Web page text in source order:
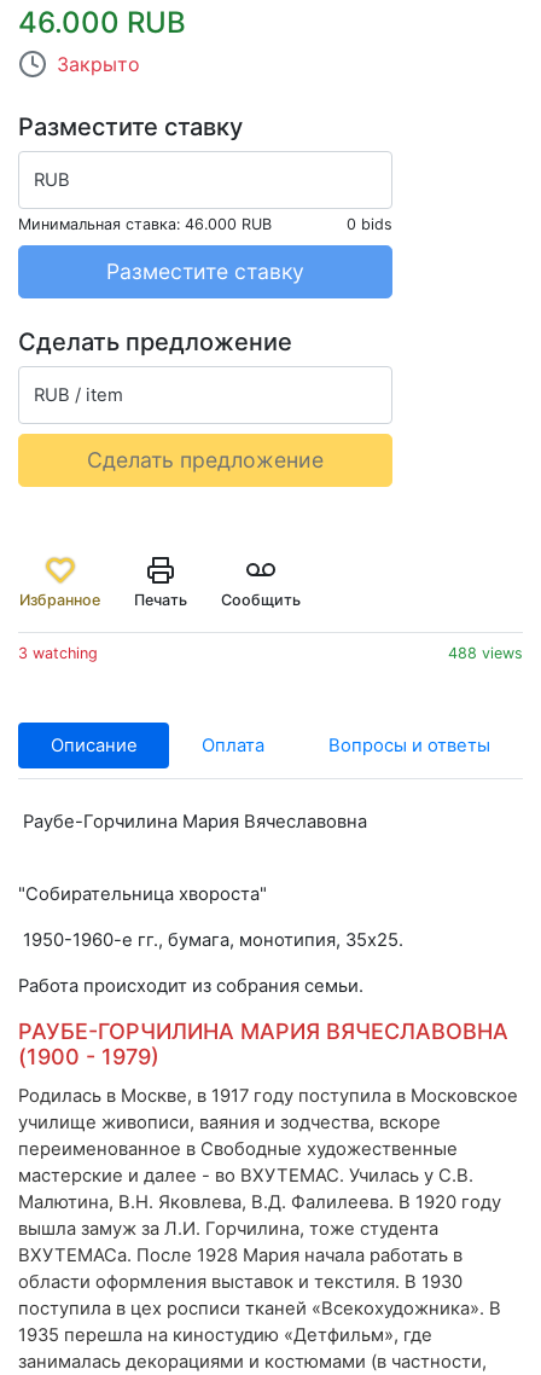
46.000 RUB
Закрыто
Разместите ставку
RUB
Минимальная ставка: 46.000 RUB 0 bids
Разместите ставку
Сделать предложение
RUB / item
Сделать предложение
Избранное Печать Сообщить
3 watching 488 views
Описание Оплата Вопросы и ответы
Раубе-Горчилина Мария Вячеславовна
"Собирательница хвороста"
1950-1960-е гг., бумага, монотипия, 35x25.
Работа происходит из собрания семьи.
РАУБЕ-ГОРЧИЛИНА МАРИЯ ВЯЧЕСЛАВОВНА
(1900 - 1979)
Родилась в Москве, в 1917 году поступила в Московское
училище живописи, ваяния и зодчества, вскоре
переименованное в Свободные художественные
мастерские и далее - во ВХУТЕМАС. Училась у С.В.
Малютина, В.Н. Яковлева, В.Д. Фалилеева. В 1920 году
вышла замуж за Л.И. Горчилина, тоже студента
ВХУТЕМАСа. После 1928 Мария начала работать в
области оформления выставок и текстиля. В 1930
поступила в цех росписи тканей «Всекохудожника». В
1935 перешла на киностудию «Детфильм», где
занималась декорациями и костюмами (в частности,